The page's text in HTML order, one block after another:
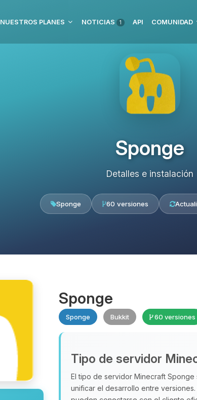
NUESTROS PLANES NOTICIAS 1 API COMUNIDAD
Sponge
Detalles e instalación
Sponge 60 versiones
Sponge
Sponge Bukkit 60 versiones
Tipo de servidor
El tipo de servidor Minecraft Sponge
unificar el desarrollo entre